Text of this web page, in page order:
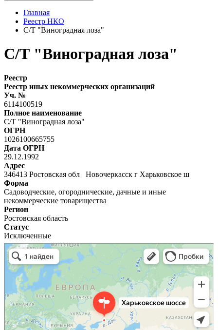
Главная
Реестр НКО
С/Т "Виноградная лоза"
С/Т "Виноградная лоза"
Реестр
Реестр иных некоммерческих организаций
Уч. №
6114100519
Полное наименование
С/Т "Виноградная лоза"
ОГРН
1026100665755
Дата ОГРН
29.12.1992
Адрес
346413 Ростовская обл Новочеркасск г Харьковское ш
Форма
Садоводческие, огороднические, дачные и иные
некоммерческие товарищества
Регион
Ростовская область
Статус
Исключенные